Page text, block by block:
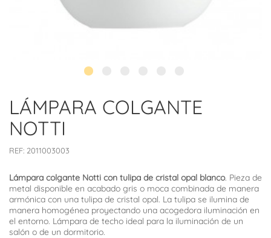
LÁMPARA COLGANTE
NOTTI
REF: 2011003003
Lámpara colgante Notti con tulipa de cristal opal blanco. Pieza de
metal disponible en acabado gris o moca combinada de manera
armónica con una tulipa de cristal opal. La tulipa se ilumina de
manera homogénea proyectando una acogedora iluminación en
el entorno. Lámpara de techo ideal para la iluminación de un
salón o de un dormitorio.